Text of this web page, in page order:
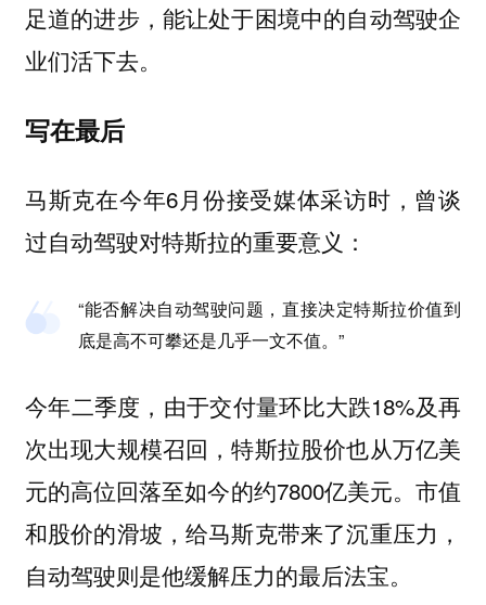
足道的进步，能让处于困境中的自动驾驶企
业们活下去。
写在最后
马斯克在今年6月份接受媒体采访时，曾谈
过自动驾驶对特斯拉的重要意义：
“能否解决自动驾驶问题，直接决定特斯拉价值到
底是高不可攀还是几乎一文不值。”
今年二季度，由于交付量环比大跌18%及再
次出现大规模召回，特斯拉股价也从万亿美
元的高位回落至如今的约7800亿美元。市值
和股价的滑坡，给马斯克带来了沉重压力，
自动驾驶则是他缓解压力的最后法宝。